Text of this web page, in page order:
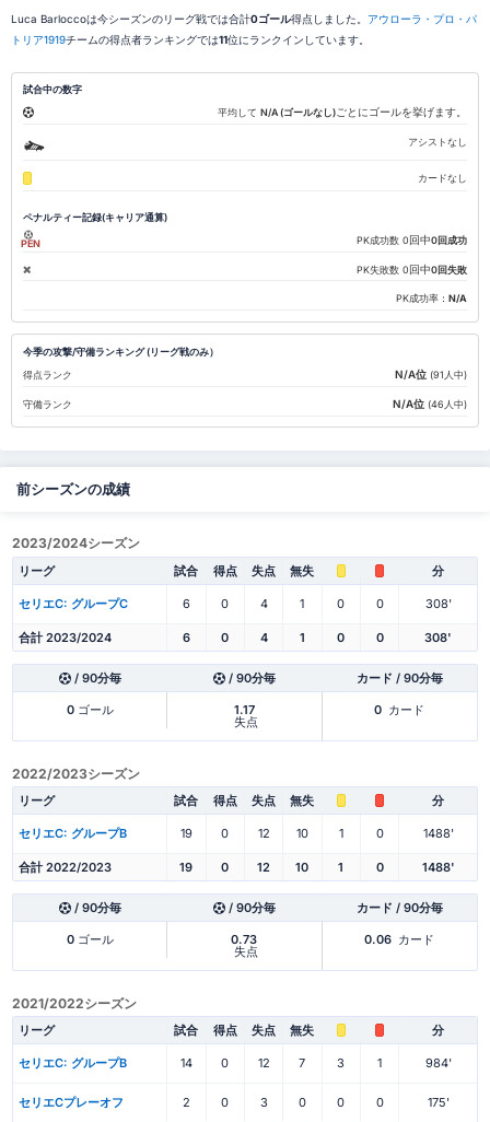
Luca Barloccoは今シーズンのリーグ戦では合計0ゴール得点しました。 アウローラ・プロ・パ
トリア1919チームの得点者ランキングでは11位にランクインしています。
試合中の数字
平均してN/A (ゴールなし)ごとにゴールを挙げます。
アシストなし
カードなし
ペナルティー記録(キャリア通算)
PEN PK成功数 0回中0回成功
PK失敗数 0回中0回失敗
PK成功率：N/A
今季の攻撃/守備ランキング (リーグ戦のみ）
得点ランク
N/A位 (91人中)
守備ランク N/A位 (46人中)
前シーズンの成績
2023/2024シーズン
リーグ 試合 得点 失点 無失 分
セリエC: グループC 6 0 4 1 0 0 308'
合計 2023/2024 6 0 4 1 0 0 308'
/ 90分毎 / 90分毎 カード / 90分毎
0ゴール 1.17
失点
0 カード
2022/2023シーズン
リーグ 試合 得点 失点 無失 分
セリエC: グループB 19 0 12 10 1 0 1488'
合計 2022/2023 19 0 12 10 1 0 1488'
/ 90分毎 / 90分毎 カード / 90分毎
0ゴール 0.73
失点
0.06 カード
2021/2022シーズン
リーグ 試合 得点 失点 無失 分
セリエC: グループB 14 0 12 7 3 1 984'
セリエCプレーオフ 2 0 3 0 0 0 175'